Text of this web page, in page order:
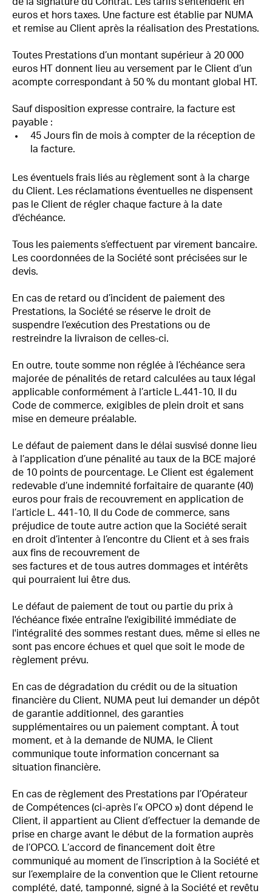
euros et hors taxes. Une facture est établie par NUMA
et remise au Client après la réalisation des Prestations.
Toutes Prestations d’un montant supérieur à 20 000
euros HT donnent lieu au versement par le Client d’un
acompte correspondant à 50 % du montant global HT.
Sauf disposition expresse contraire, la facture est
payable :
45 Jours fin de mois à compter de la réception de
la facture.
Les éventuels frais liés au règlement sont à la charge
du Client. Les réclamations éventuelles ne dispensent
pas le Client de régler chaque facture à la date
d'échéance.
Tous les paiements s’effectuent par virement bancaire.
Les coordonnées de la Société sont précisées sur le
devis.
En cas de retard ou d’incident de paiement des
Prestations, la Société se réserve le droit de
suspendre l’exécution des Prestations ou de
restreindre la livraison de celles-ci.
En outre, toute somme non réglée à l’échéance sera
majorée de pénalités de retard calculées au taux légal
applicable conformément à l’article L.441-10, II du
Code de commerce, exigibles de plein droit et sans
mise en demeure préalable.
Le défaut de paiement dans le délai susvisé donne lieu
à l’application d’une pénalité au taux de la BCE majoré
de 10 points de pourcentage. Le Client est également
redevable d’une indemnité forfaitaire de quarante (40)
euros pour frais de recouvrement en application de
l’article L. 441-10, II du Code de commerce, sans
préjudice de toute autre action que la Société serait
en droit d’intenter à l’encontre du Client et à ses frais
aux fins de recouvrement de
ses factures et de tous autres dommages et intérêts
qui pourraient lui être dus.
Le défaut de paiement de tout ou partie du prix à
l'échéance fixée entraîne l'exigibilité immédiate de
l'intégralité des sommes restant dues, même si elles ne
sont pas encore échues et quel que soit le mode de
règlement prévu.
En cas de dégradation du crédit ou de la situation
financière du Client, NUMA peut lui demander un dépôt
de garantie additionnel, des garanties
supplémentaires ou un paiement comptant. À tout
moment, et à la demande de NUMA, le Client
communique toute information concernant sa
situation financière.
En cas de règlement des Prestations par l’Opérateur
de Compétences (ci-après l’« OPCO ») dont dépend le
Client, il appartient au Client d’effectuer la demande de
prise en charge avant le début de la formation auprès
de l’OPCO. L’accord de financement doit être
communiqué au moment de l’inscription à la Société et
sur l’exemplaire de la convention que le Client retourne
complété, daté, tamponné, signé à la Société et revêtu